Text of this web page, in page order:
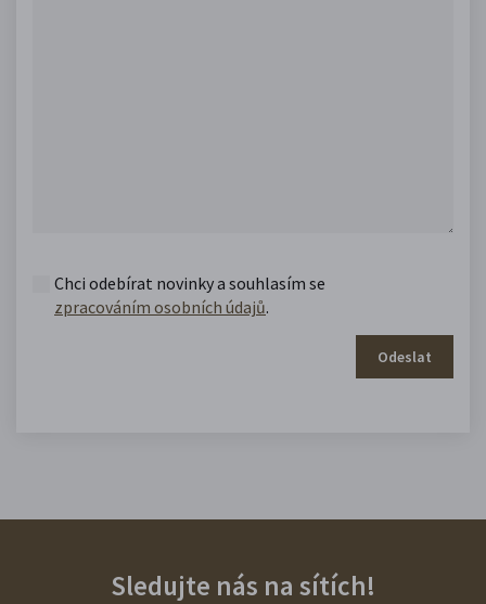
Chci odebírat novinky a souhlasím se
zpracováním osobních údajů.
Odeslat
Sledujte nás na sítích!